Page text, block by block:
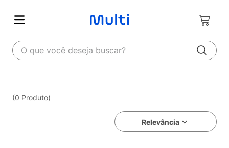
O que você deseja buscar?
0 Produto
Relevância